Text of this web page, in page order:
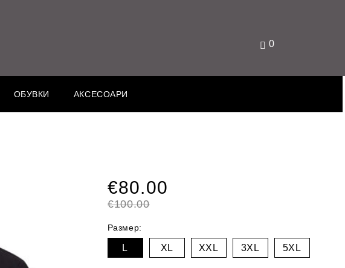
0
ОБУВКИ АКСЕСОАРИ
€80.00
€100.00
Размер:
L XL XXL 3XL 5XL